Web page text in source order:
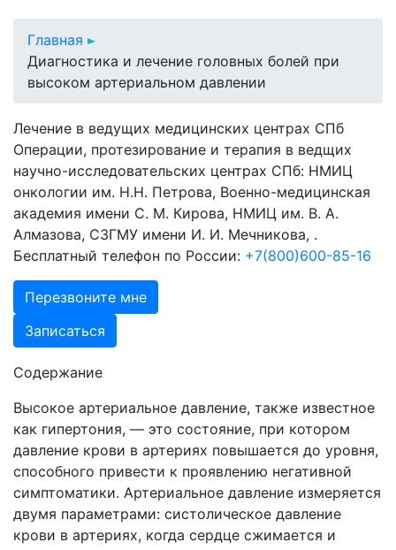
Главная
Диагностика и лечение головных болей при
высоком артериальном давлении
Лечение в ведущих медицинских центрах СПб
Операции, протезирование и терапия в ведщих
научно-исследовательских центрах СПб: НМИЦ
онкологии им. Н.Н. Петрова, Военно-медицинская
академия имени С. М. Кирова, НМИЦ им. В. А.
Алмазова, СЗГМУ имени И. И. Мечникова, .
Бесплатный телефон по России: +7(800)600-85-16
Перезвоните мне
Записаться
Содержание
Высокое артериальное давление, также известное
как гипертония, — это состояние, при котором
давление крови в артериях повышается до уровня,
способного привести к проявлению негативной
симптоматики. Артериальное давление измеряется
двумя параметрами: систолическое давление
крови в артериях, когда сердце сжимается и